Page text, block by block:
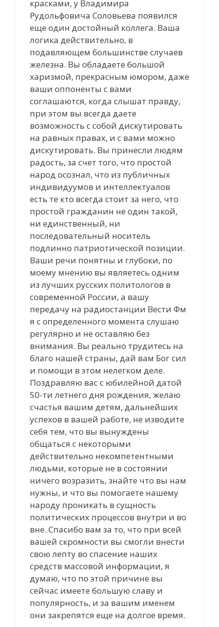
красками, у Владимира
Рудольфовича Соловьева появился
еще один достойный коллега. Ваша
логика действительно, в
подавляющем большинстве случаев
железна. Вы обладаете большой
харизмой, прекрасным юмором, даже
ваши оппоненты с вами
соглашаются, когда слышат правду,
при этом вы всегда даете
возможность с собой дискутировать
на равных правах, и с вами можно
дискутировать. Вы принесли людям
радость, за счет того, что простой
народ осознал, что из публичных
индивидуумов и интеллектуалов
есть те кто всегда стоит за него, что
простой гражданин не один такой,
ни единственный, ни
последовательный носитель
подлинно патриотической позиции.
Ваши речи понятны и глубоки, по
моему мнению вы являетесь одним
из лучших русских политологов в
современной России, а вашу
передачу на радиостанции Вести Фм
я с определенного момента слушаю
регулярно и не оставляю без
внимания. Вы реально трудитесь на
благо нашей страны, дай вам Бог сил
и помощи в этом нелегком деле.
Поздравляю вас с юбилейной датой
50-ти летнего дня рождения, желаю
счастья вашим детям, дальнейших
успехов в вашей работе, не изводите
себя тем, что вы вынуждены
общаться с некоторыми
действительно некомпетентными
людьми, которые не в состоянии
ничего возразить, знайте что вы нам
нужны, и что вы помогаете нашему
народу проникать в сущность
политических процессов внутри и во
вне. Спасибо вам за то, что при всей
вашей скромности вы смогли внести
свою лепту во спасение наших
средств массовой информации, я
думаю, что по этой причине вы
сейчас имеете большую славу и
популярность, и за вашим именем
они закрепятся еще на долгое время.